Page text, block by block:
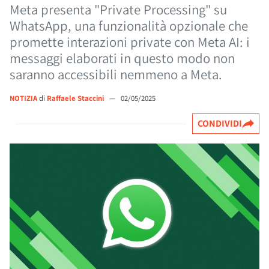
Meta presenta "Private Processing" su
WhatsApp, una funzionalità opzionale che
promette interazioni private con Meta AI: i
messaggi elaborati in questo modo non
saranno accessibili nemmeno a Meta.
NOTIZIAdi Raffaele Staccini — 02/05/2025
CONDIVIDI